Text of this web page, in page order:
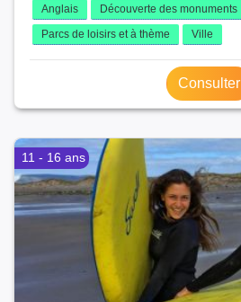
Anglais
Découverte des monuments
Parcs de loisirs et à thème
Ville
Consulter
11 - 16 ans